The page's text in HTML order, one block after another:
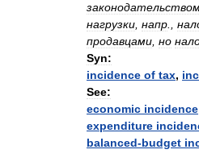
нагрузки напр
продавцами но
Syn:
incidence of tax,
See:
economic incidence
expenditure
balanced-budget